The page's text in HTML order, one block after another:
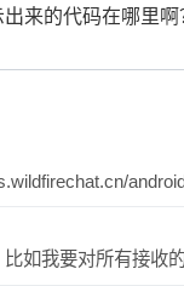
来的代码在哪里啊
如我要对所有接收